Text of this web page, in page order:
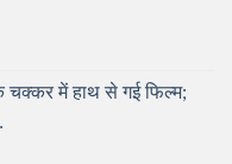
चक्कर में हाथ से गई फिल्म;